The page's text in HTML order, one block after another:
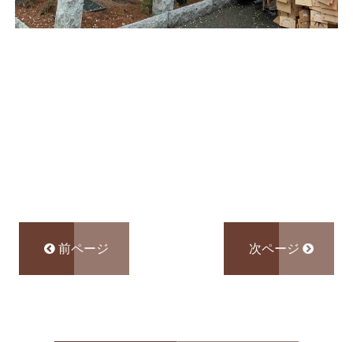
前ページ 次ページ